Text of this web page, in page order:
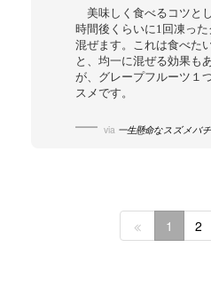
美味しく食べるコツと
時間後くらいに1回凍っ
混ぜます。これは食べた
と、均一に混ぜる効果
が、グレープフルーツ１
スメです。
via 一生懸命なスズメバ
1 2